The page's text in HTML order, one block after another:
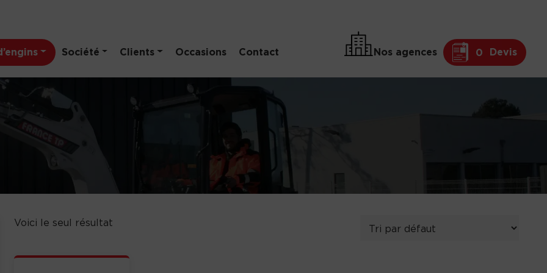
Société Clients Occasions Contact Nos agences 0 Devis
Voici le seul résultat